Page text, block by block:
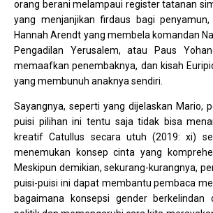
orang berani melampaui register tatanan
yang menjanjikan firdaus bagi
Hannah Arendt yang membela komandan
Pengadilan Yerusalem, atau Paus
memaafkan penembaknya, dan kisah
yang membunuh anaknya sendiri.
Sayangnya, seperti yang dijelaskan Mario,
puisi pilihan ini tentu saja tidak bisa
kreatif Catullus secara utuh (2019: xi)
menemukan konsep cinta yang
Meskipun demikian, sekurang-kurangnya,
puisi-puisi ini dapat membantu pembaca
bagaimana konsepsi gender berkelindan